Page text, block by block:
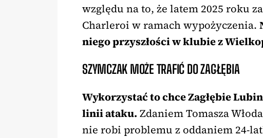
względu na to, że latem 2025 roku
Charleroi w ramach wypożyczenia.
niego przyszłości w klubie z
SZYMCZAK MOŻE TRAFIĆ DO ZAGŁĘBIA
Wykorzystać to chce Zagłębie
linii ataku. Zdaniem Tomasza
nie robi problemu z oddaniem 24-